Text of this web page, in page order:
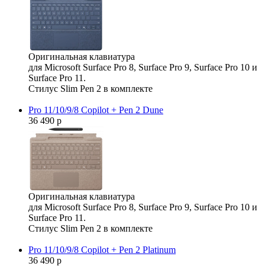
Оригинальная клавиатура
для Microsoft Surface Pro 8, Surface Pro 9, Surface Pro 10 и
Surface Pro 11.
Стилус Slim Pen 2 в комплекте
Pro 11/10/9/8 Copilot + Pen 2 Dune
36 490 р
Оригинальная клавиатура
для Microsoft Surface Pro 8, Surface Pro 9, Surface Pro 10 и
Surface Pro 11.
Стилус Slim Pen 2 в комплекте
Pro 11/10/9/8 Copilot + Pen 2 Platinum
36 490 р